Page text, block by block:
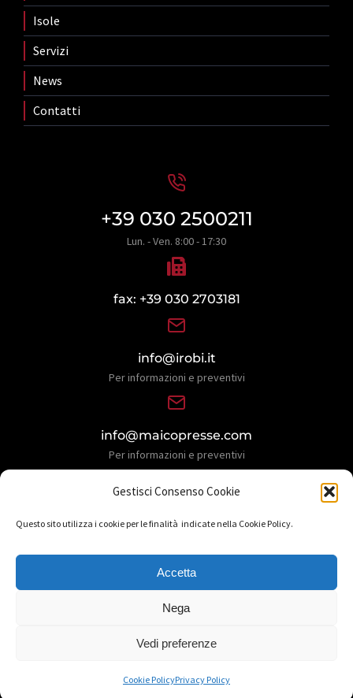
Gestisci Consenso Cookie
Questo sito utilizza i cookie per le finalità indicate nella Cookie Policy.
Accetta
Nega
Vedi preferenze
Cookie PolicyPrivacy Policy
Isole
Servizi
News
Contatti
+39 030 2500211
Lun. - Ven. 8:00 - 17:30
fax: +39 030 2703181
info@irobi.it
Per informazioni e preventivi
info@maicopresse.com
Per informazioni e preventivi